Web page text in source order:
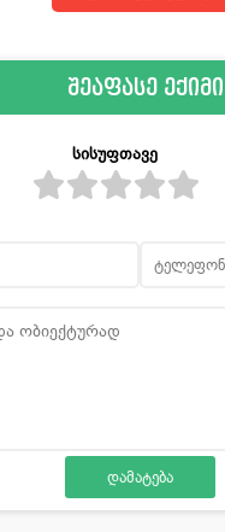
შეაფასე ექიმი
სისუფთავე